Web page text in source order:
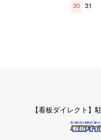
30 31
【看板ダイレクト】